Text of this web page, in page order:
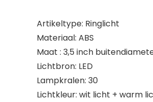
Artikeltype: Ringlicht
Materiaal: ABS
Maat : 3,5 inch
Lichtbron: LED
Lampkralen: 30
Lichtkleur: wit licht + warm